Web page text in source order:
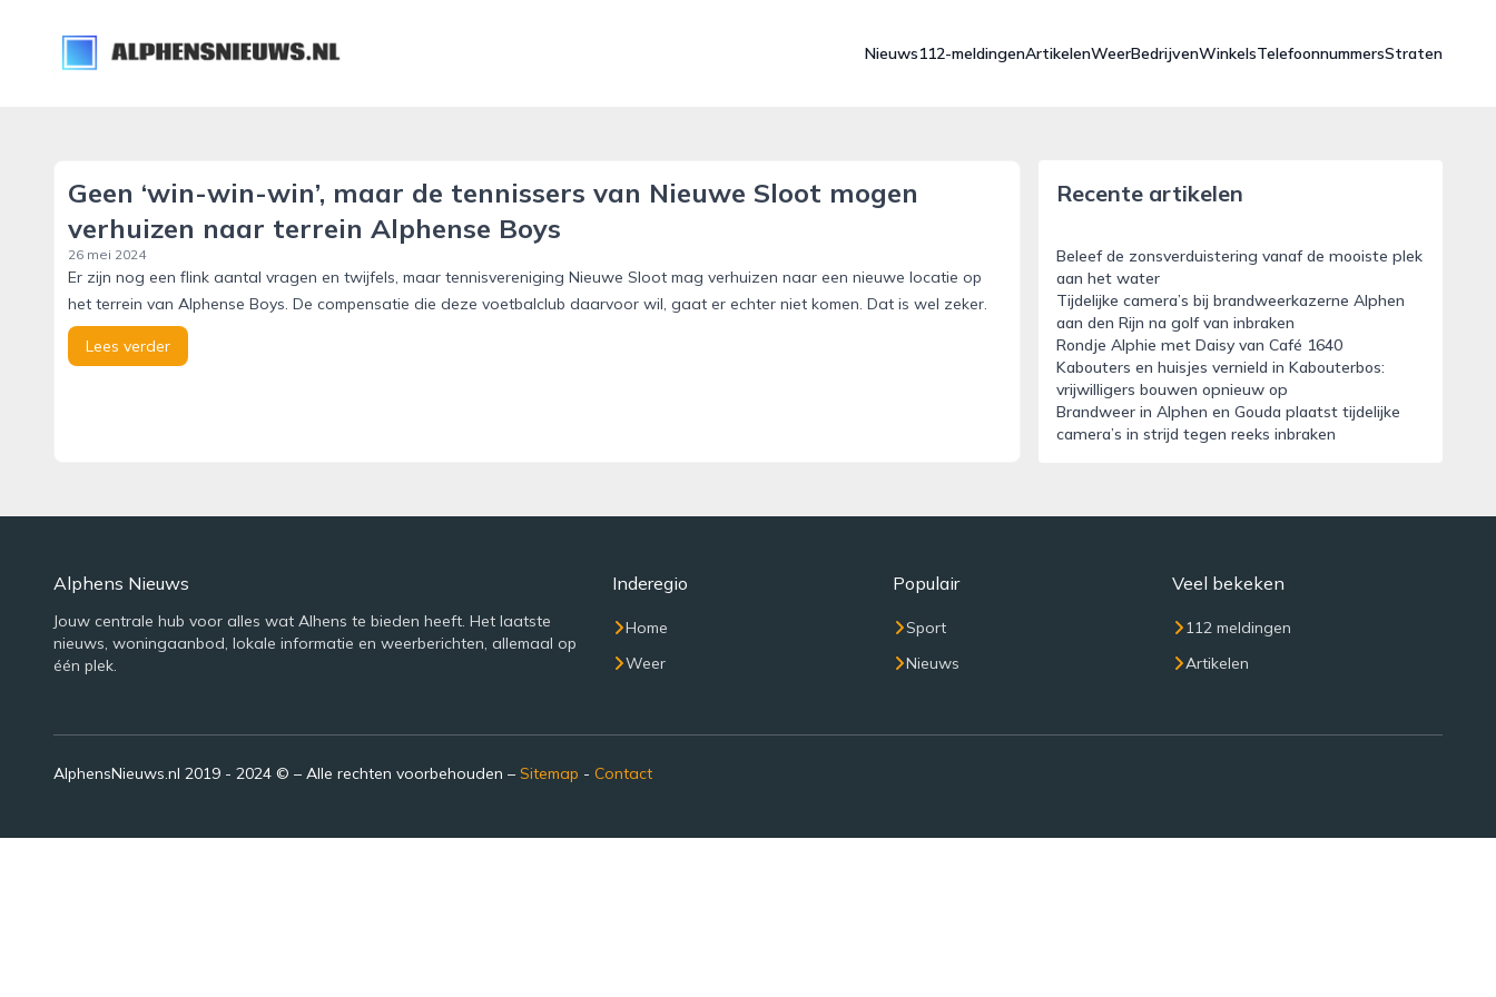
alphensnieuws.nl
Nieuws112-meldingenArtikelenWeerBedrijvenWinkelsTelefoonnummersStraten
Geen ‘win-win-win’, maar de tennissers van Nieuwe Sloot mogen
verhuizen naar terrein Alphense Boys
26 mei 2024
Er zijn nog een flink aantal vragen en twijfels, maar tennisvereniging Nieuwe Sloot mag verhuizen naar een nieuwe locatie op
het terrein van Alphense Boys. De compensatie die deze voetbalclub daarvoor wil, gaat er echter niet komen. Dat is wel zeker.
Lees verder
Recente artikelen
Beleef de zonsverduistering vanaf de mooiste plek
aan het water
Tijdelijke camera’s bij brandweerkazerne Alphen
aan den Rijn na golf van inbraken
Rondje Alphie met Daisy van Café 1640
Kabouters en huisjes vernield in Kabouterbos:
vrijwilligers bouwen opnieuw op
Brandweer in Alphen en Gouda plaatst tijdelijke
camera’s in strijd tegen reeks inbraken
Alphens Nieuws
Jouw centrale hub voor alles wat Alhens te bieden heeft. Het laatste
nieuws, woningaanbod, lokale informatie en weerberichten, allemaal op
één plek.
Inderegio
Home
Weer
Populair
Sport
Nieuws
Veel bekeken
112 meldingen
Artikelen
AlphensNieuws.nl 2019 - 2024 © – Alle rechten voorbehouden – Sitemap - Contact